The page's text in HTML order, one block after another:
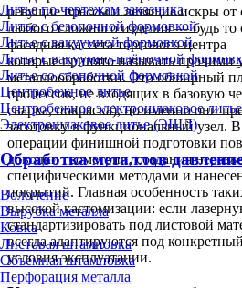
Литье по чертежам заказчика
Литье с безопочной формовкой
Литье с вакуумной формовкой
Литье с вакуумно-плёночной
Литье со стопочной формовкой
Центробежное литье
Центробежное электрошлаковое
Электрошлаковое литье (ЭШЛ)
Обработка металлов
Волочение
Вырубка металла
Ковка
Листовая штамповка
Объёмная штамповка
Перфорация металла
ревущие прессы и летящие искры от
любого сложного изделия — будь
фасадная кассета торгового центра
которые принято называть прочими
металлообработки. Это обширный
процессов, не входящих в базовую
сварка, покраска), но именно они
заготовку в функциональный узел.
операции финишной подготовки
доводки геометрии, создания
специфическими методами и
покрытий. Главная особенность
высокой кастомизации: если
стандартизировать под листовой
всегда адаптируются под
условия эксплуатации.